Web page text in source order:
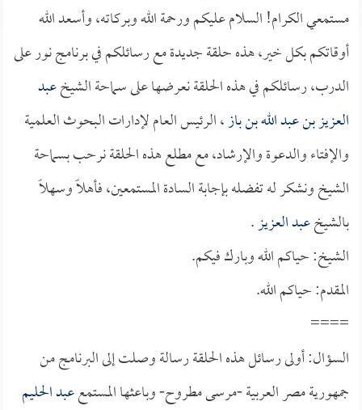
مستمعي الكرام! السلام عليكم ورحمة الله وبركاته، وأسعد الله
أوقاتكم بكل خير، هذه حلقة جديدة مع رسائلكم في برنامج نور على
الدرب، رسائلكم في هذه الحلقة نعرضها على سماحة الشيخعبد
العزيز بن عبد الله بن باز، الرئيس العام لإدارات البحوث العلمية
والإفتاء والدعوة والإرشاد، مع مطلع هذه الحلقة نرحب بسماحة
الشيخ ونشكر له تفضله بإجابة السادة المستمعين، فأهلاً وسهلاً
بالشيخعبد العزيز.
الشيخ: حياكم الله وبارك فيكم.
المقدم: حياكم الله.
====
السؤال: أولى رسائل هذه الحلقة رسالة وصلت إلى البرنامج من
جمهورية مصر العربية -مرسى مطروح- وباعثها المستمععبد الحليم